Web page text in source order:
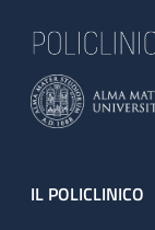
Footer
IL POLICLINICO